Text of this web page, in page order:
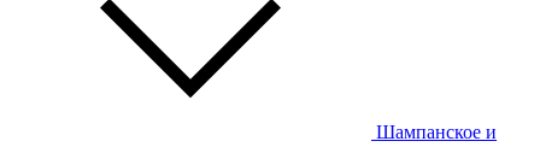
Шампанское и